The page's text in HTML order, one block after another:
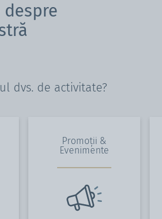
dvs. de activitate?
Promoții &
Evenimente